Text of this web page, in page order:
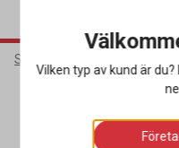
Städ & Hygien
Vilken typ av kund är